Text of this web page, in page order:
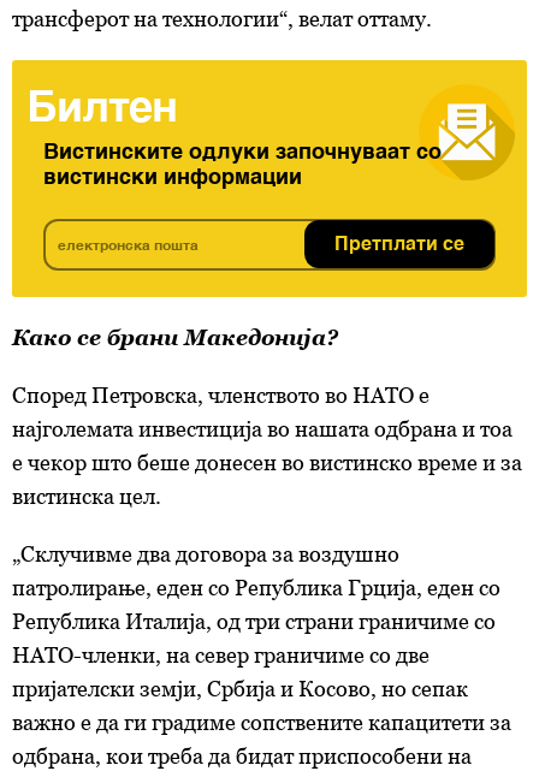
трансферот на технологии“, велат оттаму.
Билтен
Вистинските одлуки започнуваат со
вистински информации
Претплати се
Како се брани Македонија?
Според Петровска, членството во НАТО е
најголемата инвестиција во нашата одбрана и тоа
е чекор што беше донесен во вистинско време и за
вистинска цел.
„Склучивме два договора за воздушно
патролирање, еден со Република Грција, еден со
Република Италија, од три страни граничиме со
НАТО-членки, на север граничиме со две
пријателски земји, Србија и Косово, но сепак
важно е да ги градиме сопствените капацитети за
одбрана, кои треба да бидат приспособени на